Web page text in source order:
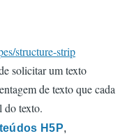
structure-strip
solicitar um texto
de texto que cada
do texto.
H5P